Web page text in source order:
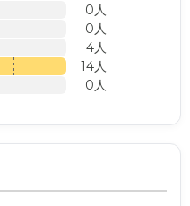
0人
0人
4人
14人
0人